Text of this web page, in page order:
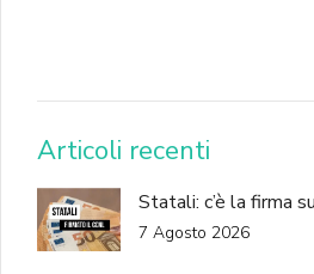
DONA
Articoli recenti
Statali: c’è la firma
7 Agosto 2026